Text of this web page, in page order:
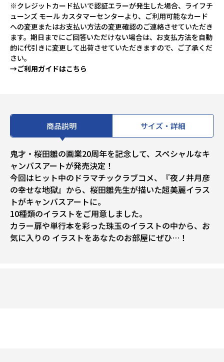
※クレジットカード払いで認証エラーが発生した場合、ライフチ
ューンズ モール カスタマーセンターより、ご利用可能なカード
への変更またはお支払い方法の変更確認のご連絡させていただき
ます。期日までにご回答いただけない場合は、お支払方法を自動
的に代引きに変更して出荷させていただきますので、ご了承くだ
さい。
→ご利用ガイドはこちら
商品説明 サイズ・詳細
鬼才・桜田雛の画業20周年を記念して、スペシャルなキ
ャンバスアートが発売決定！
今回はヒット中のドラマチックラブコメ、『夜ノ井月彦
の幸せな地獄』から、桜田雛先生が描いた超美麗イラス
トがキャンバスアートに。
10種類のイラストをご用意しました。
カラー扉や単行本を彩った珠玉のイラストの中から、お
気に入りの イラストをあなたのお部屋にぜひ…！